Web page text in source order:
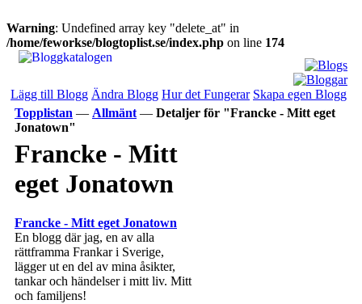
Warning: Undefined array key "delete_at" in
/home/feworkse/blogtoplist.se/index.php on line 174
Lägg till Blogg Ändra Blogg Hur det Fungerar Skapa egen Blogg
Topplistan — Allmänt — Detaljer för "Francke - Mitt eget
Jonatown"
Francke - Mitt
eget Jonatown
Francke - Mitt eget Jonatown
En blogg där jag, en av alla
rättframma Frankar i Sverige,
lägger ut en del av mina åsikter,
tankar och händelser i mitt liv. Mitt
och familjens!